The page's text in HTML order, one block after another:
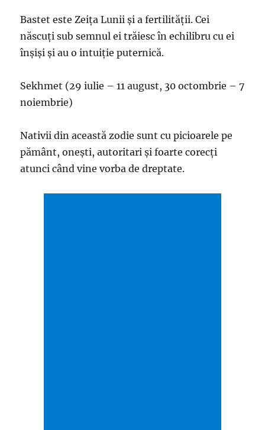
Bastet este Zeița Lunii și a fertilității. Cei
născuți sub semnul ei trăiesc în echilibru cu ei
înșiși și au o intuiție puternică.
Sekhmet (29 iulie – 11 august, 30 octombrie – 7
noiembrie)
Nativii din această zodie sunt cu picioarele pe
pământ, onești, autoritari și foarte corecți
atunci când vine vorba de dreptate.